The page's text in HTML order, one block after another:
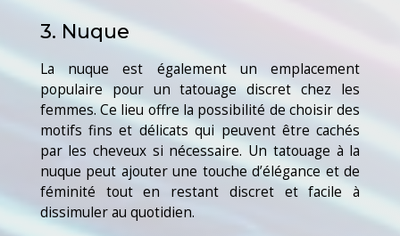
3. Nuque
La nuque est également un emplacement
populaire pour un tatouage discret chez les
femmes. Ce lieu offre la possibilité de choisir des
motifs fins et délicats qui peuvent être cachés
par les cheveux si nécessaire. Un tatouage à la
nuque peut ajouter une touche d’élégance et de
féminité tout en restant discret et facile à
dissimuler au quotidien.